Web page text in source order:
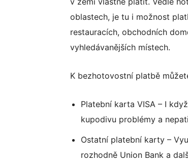
oblastech, je tu i možnost
restauracích, obchodních
vyhledávanějších místech.
K bezhotovostní platbě
Platební karta VISA – I
kupodivu problémy a
Ostatní platební karty –
rozhodně Union Bank a